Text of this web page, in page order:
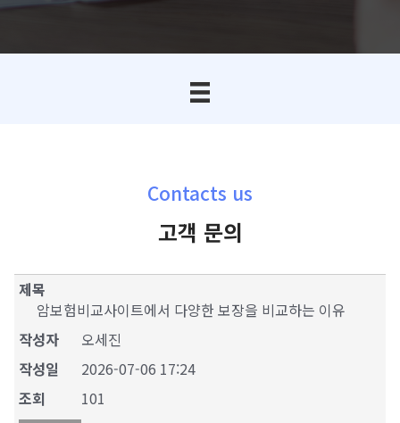
Contacts us
고객 문의
제목
암보험비교사이트에서 다양한 보장을 비교하는 이유
작성자
오세진
작성일
2026-07-06 17:24
조회
101